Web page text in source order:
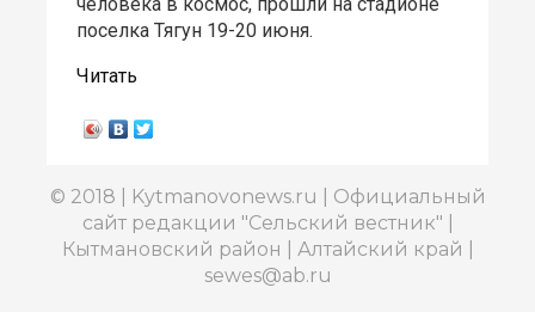
человека в космос, прошли на стадионе
поселка Тягун 19-20 июня.
Читать
© 2018 | Kytmanovonews.ru | Официальный
сайт редакции "Сельский вестник" |
Кытмановский район | Алтайский край |
sewes@ab.ru